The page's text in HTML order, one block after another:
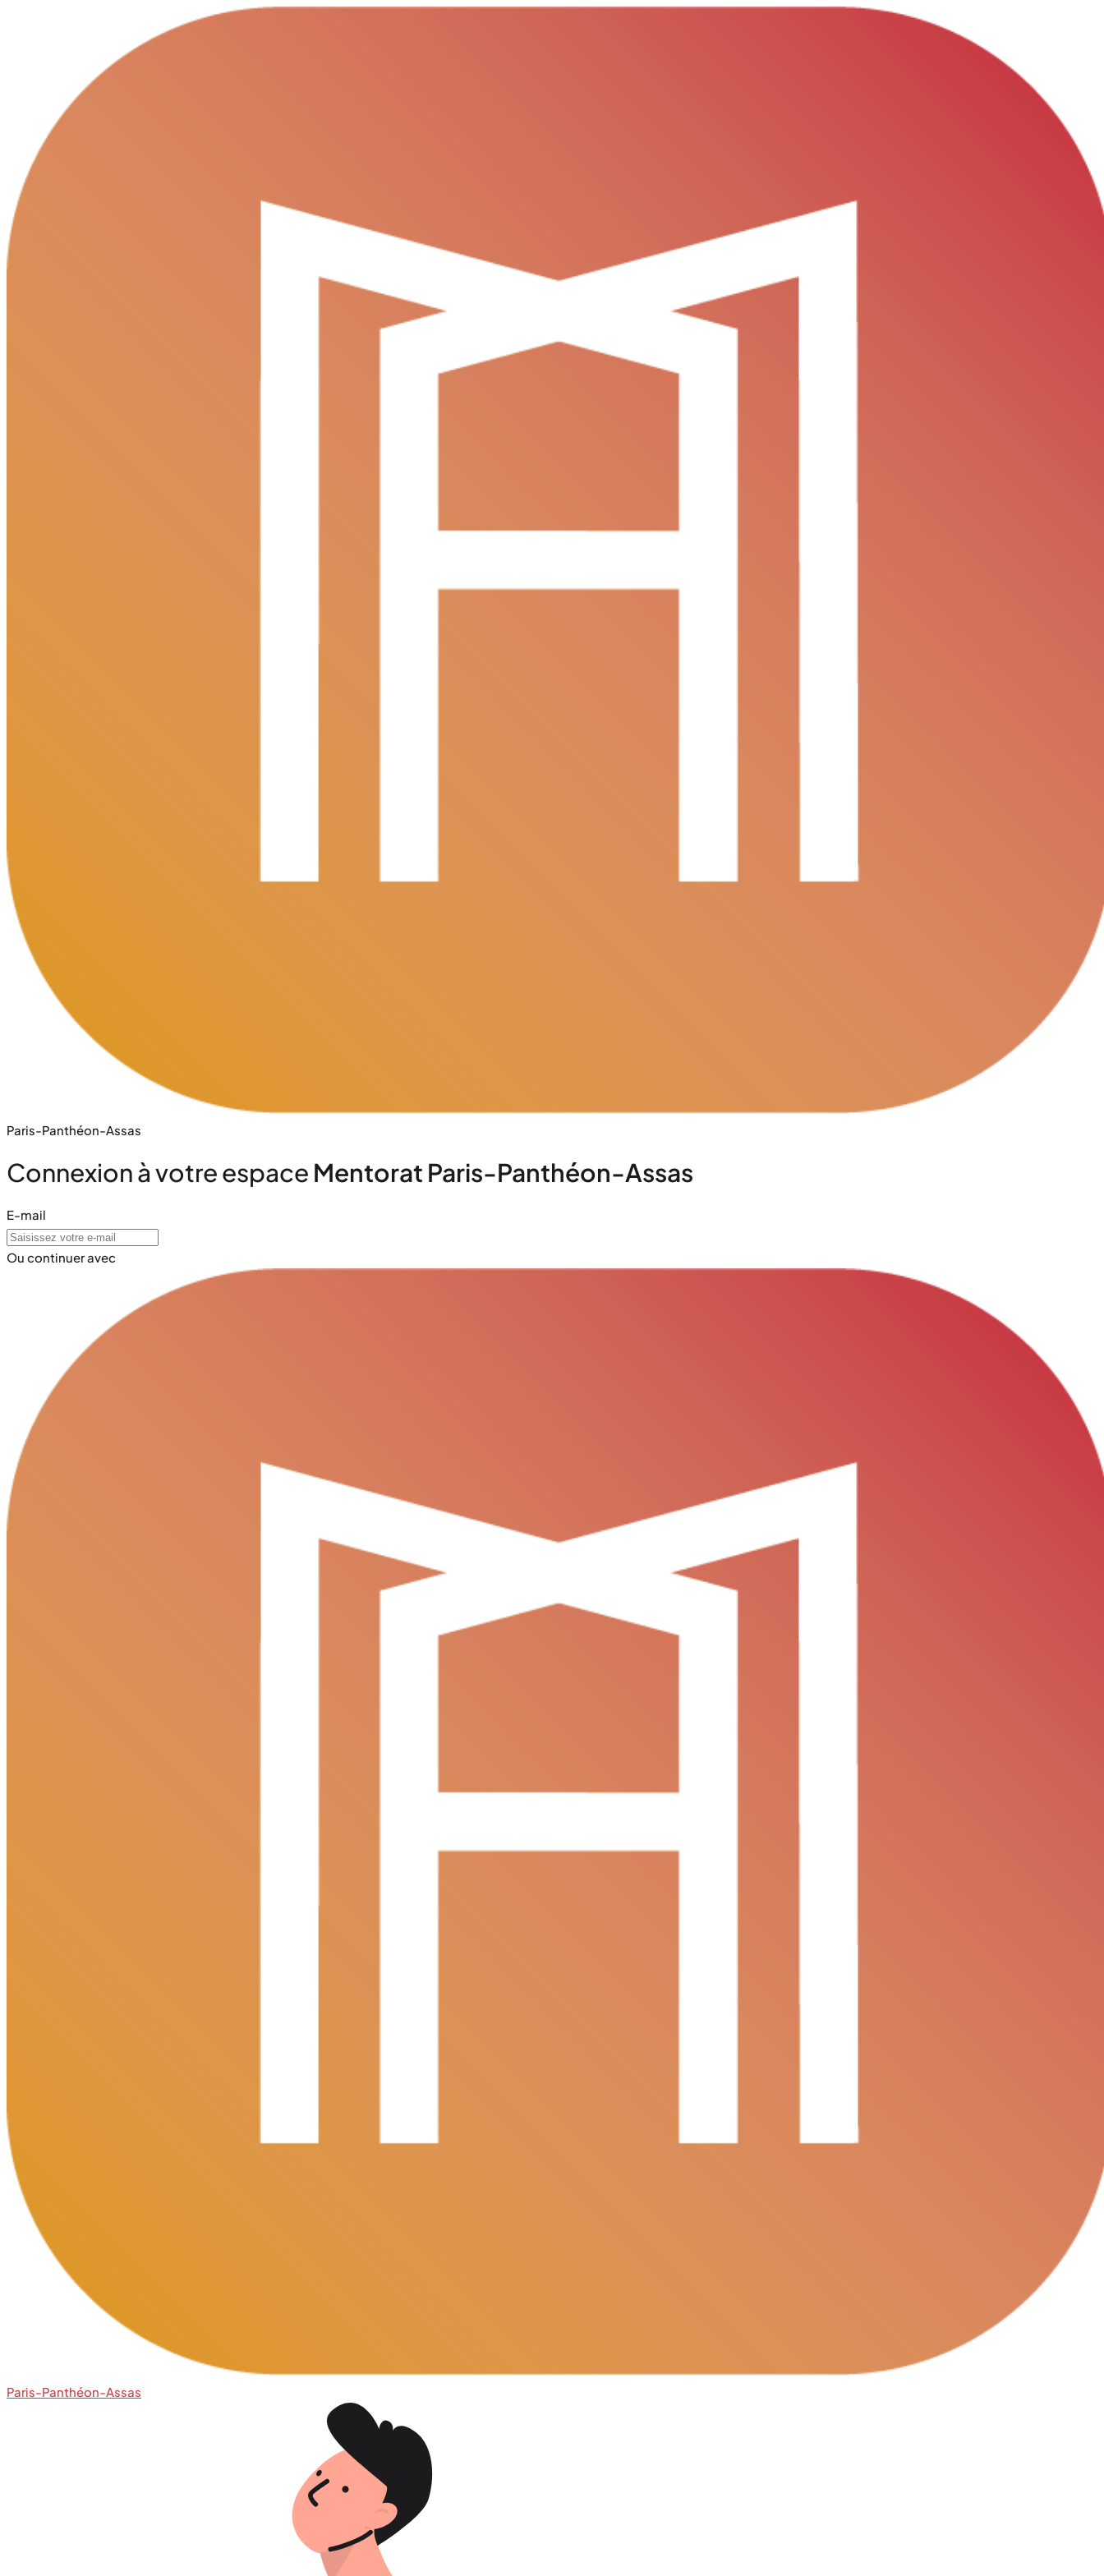
Paris-Panthéon-Assas
Connexion à votre espace Mentorat Paris-Panthéon-Assas
E-mail
Ou continuer avec
Paris-Panthéon-Assas